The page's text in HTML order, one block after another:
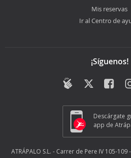
Mis reservas
Ir al Centro de
¡Síguenos!
Descárgate
app de
ATRÁPALO S.L. - Carrer de Pere IV 105-